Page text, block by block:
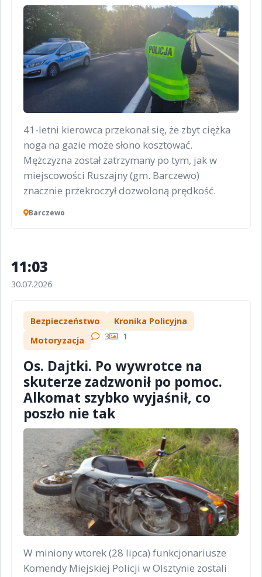
41-letni kierowca przekonał się, że zbyt ciężka
noga na gazie może słono kosztować.
Mężczyzna został zatrzymany po tym, jak w
miejscowości Ruszajny (gm. Barczewo)
znacznie przekroczył dozwoloną prędkość.
Barczewo
11:03
30.07.2026
Bezpieczeństwo
Kronika Policyjna
Motoryzacja
3 1
Os. Dajtki. Po wywrotce na
skuterze zadzwonił po pomoc.
Alkomat szybko wyjaśnił, co
poszło nie tak
W miniony wtorek (28 lipca) funkcjonariusze
Komendy Miejskiej Policji w Olsztynie zostali